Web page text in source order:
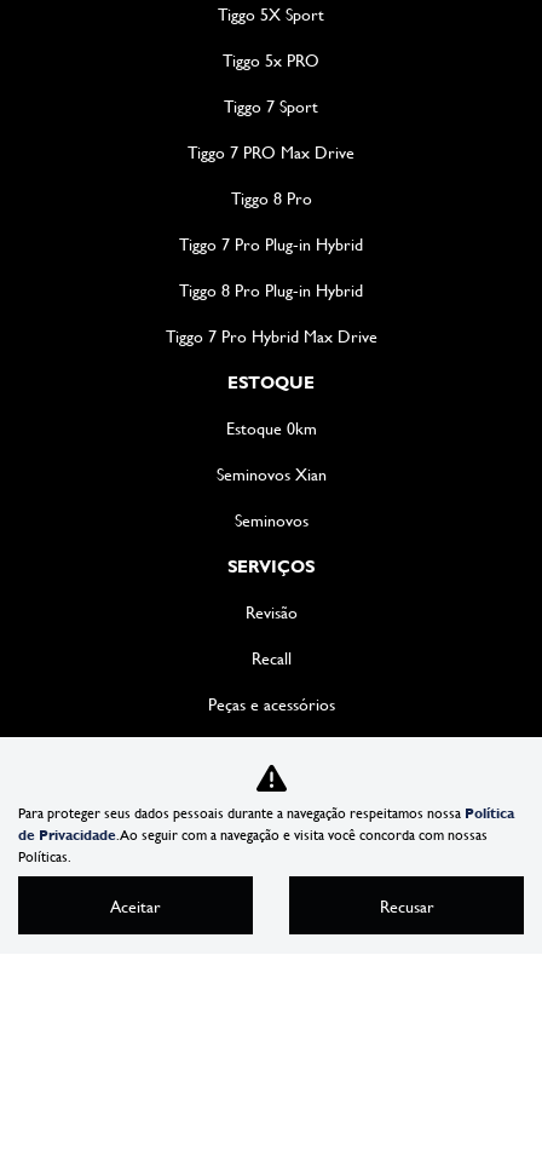
Tiggo 5X Sport
Tiggo 5x PRO
Tiggo 7 Sport
Tiggo 7 PRO Max Drive
Tiggo 8 Pro
Tiggo 7 Pro Plug-in Hybrid
Tiggo 8 Pro Plug-in Hybrid
Tiggo 7 Pro Hybrid Max Drive
ESTOQUE
Estoque 0km
Seminovos Xian
Seminovos
SERVIÇOS
Revisão
Recall
Peças e acessórios
SOLUÇÕES
Consórcio
Locação de veículos
Para proteger seus dados pessoais durante a navegação respeitamos nossa Política
de Privacidade. Ao seguir com a navegação e visita você concorda com nossas
Políticas.
Aceitar Recusar